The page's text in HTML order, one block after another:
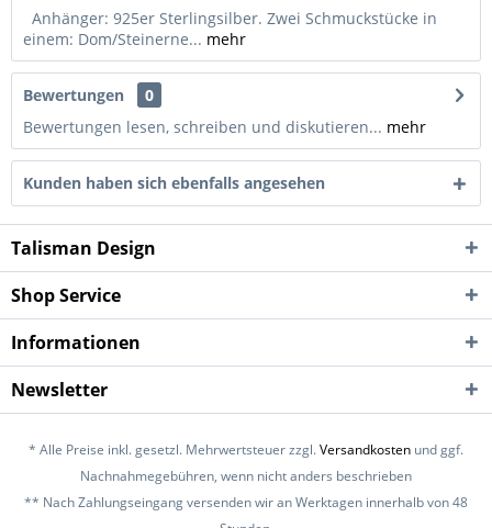
Anhänger: 925er Sterlingsilber. Zwei Schmuckstücke in
einem: Dom/Steinerne... mehr
Bewertungen
0
Bewertungen lesen, schreiben und diskutieren... mehr
Kunden haben sich ebenfalls angesehen
Talisman Design
Shop Service
Informationen
Newsletter
* Alle Preise inkl. gesetzl. Mehrwertsteuer zzgl.Versandkosten und ggf.
Nachnahmegebühren, wenn nicht anders beschrieben
** Nach Zahlungseingang versenden wir an Werktagen innerhalb von 48